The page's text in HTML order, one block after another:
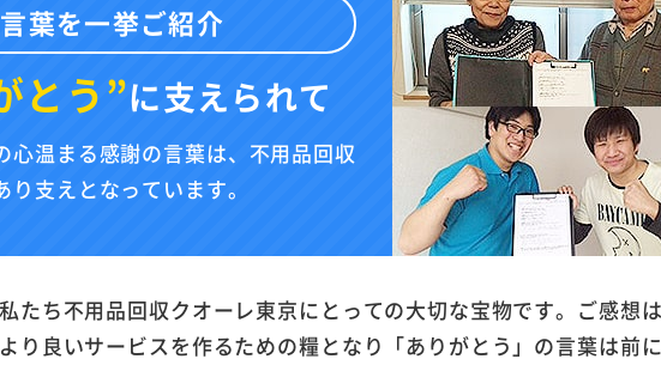
葉を一挙ご紹介
とう”に支えられて
心温まる感謝の言葉は、不用品回収
支えとなっています。
たち不用品回収クオーレ東京にとっての大切な宝物です。ご感想
り良いサービスを作るための糧となり「ありがとう」の言葉は前